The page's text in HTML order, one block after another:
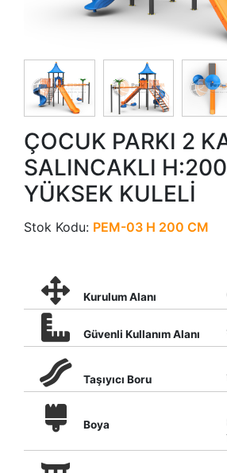
ÇOCUK PARKI 2
SALINCAKLI
YÜKSEK KULELİ
Stok Kodu: PEM-03 H 200 CM
Kurulum Alanı
Güvenli Kullanım Alanı
Taşıyıcı Boru
Boya